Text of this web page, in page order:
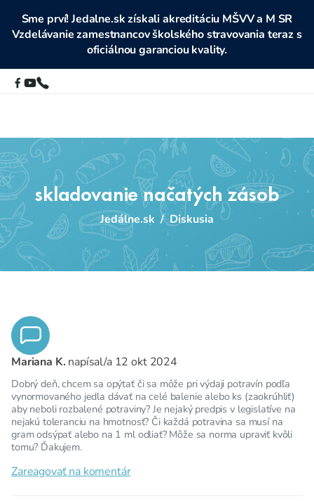
Sme prví! Jedalne.sk získali akreditáciu MŠVV a M SR
Vzdelávanie zamestnancov školského stravovania teraz s
oficiálnou garanciou kvality.
skladovanie načatých zásob
Jedálne.sk / Diskusia
Mariana K. napísal/a 12 okt 2024
Dobrý deň, chcem sa opýtať či sa môže pri výdaji potravín podľa
vynormovaného jedla dávať na celé balenie alebo ks (zaokrúhliť)
aby neboli rozbalené potraviny? Je nejaký predpis v legislatíve na
nejakú toleranciu na hmotnosť? Či každá potravina sa musí na
gram odsýpať alebo na 1 ml odliať? Môže sa norma upraviť kvôli
tomu? Ďakujem.
Zareagovať na komentár